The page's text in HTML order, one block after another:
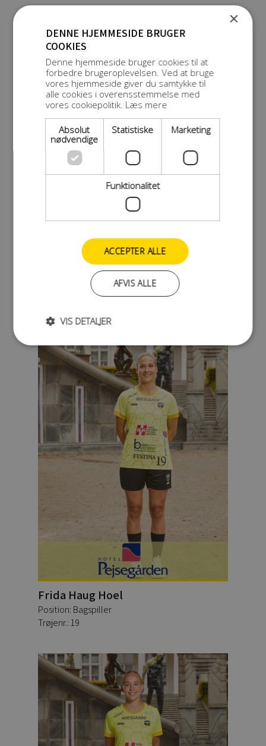
Kirstine Emilie Hoppe
Position: Bagspiller / Bobler
Frida Haug Hoel
Position: Bagspiller
Trøjenr.: 19
×
DENNE HJEMMESIDE BRUGER
COOKIES
Denne hjemmeside bruger cookies til at
forbedre brugeroplevelsen. Ved at bruge
vores hjemmeside giver du samtykke til
alle cookies i overensstemmelse med
vores cookiepolitik. Læs mere
Absolut
nødvendige
Statistiske Marketing
Funktionalitet
ACCEPTER ALLE
AFVIS ALLE
VIS DETALJER